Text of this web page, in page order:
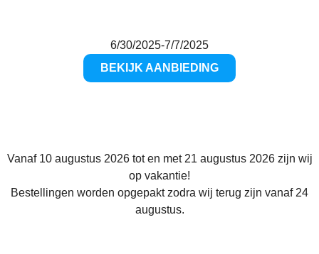
6/30/2025-7/7/2025
BEKIJK AANBIEDING
Vanaf 10 augustus 2026 tot en met 21 augustus 2026 zijn wij
op vakantie!
Bestellingen worden opgepakt zodra wij terug zijn vanaf 24
augustus.​